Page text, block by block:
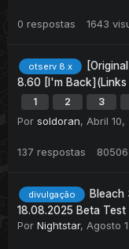
0 respostas 1643
otserv 8.x
8.60 [I'm Back](Links
1 2 3
Por soldoran, Abril 10,
137 respostas 80506
divulgação
Bleach
18.08.2025 Beta Test
Por Nightstar, Agosto